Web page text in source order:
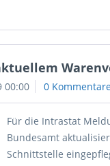
00:00 0
Für die Intrastat
Bundesamt
Schnittstelle